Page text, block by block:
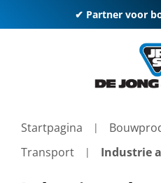
✔ Partner voor
Startpagina
Transport
Industrie